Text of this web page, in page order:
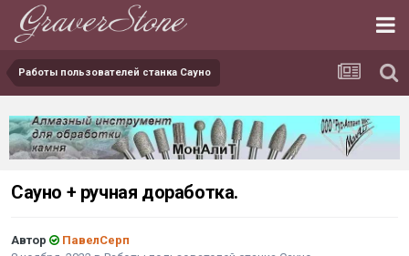
Работы пользователей станка Сауно
Сауно + ручная доработка.
Автор
ПавелСерп